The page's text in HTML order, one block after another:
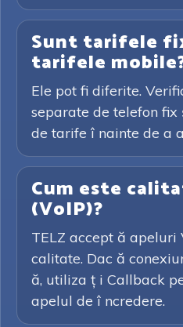
Sunt tarifele
tarifele
Ele pot fi diferite.
separate de telefon
de tarife î nainte de a
Cum este
(VoIP)?
TELZ accept ă apeluri
calitate. Dac ă
ă, utiliza ț i Callback
apelul de î ncredere.